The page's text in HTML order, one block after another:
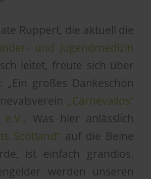
Ruppert, die aktuell die
und Jugendmedizin
leitet, freute sich über
„Ein großes Dankeschön
„Carnevallos“
e.V.. Was hier anlässlich
Scotland“ auf die Beine
ist einfach grandios.
werden unseren